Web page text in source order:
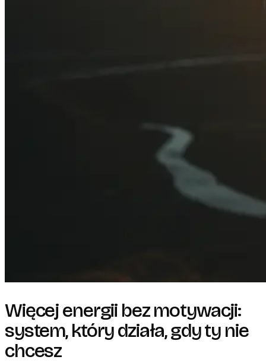
Więcej energii bez motywacji:
system, który działa, gdy ty nie
chcesz